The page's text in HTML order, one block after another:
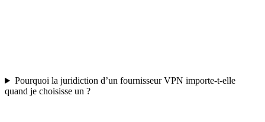
Pourquoi la juridiction d’un fournisseur VPN importe-t-elle
quand je choisisse un ?